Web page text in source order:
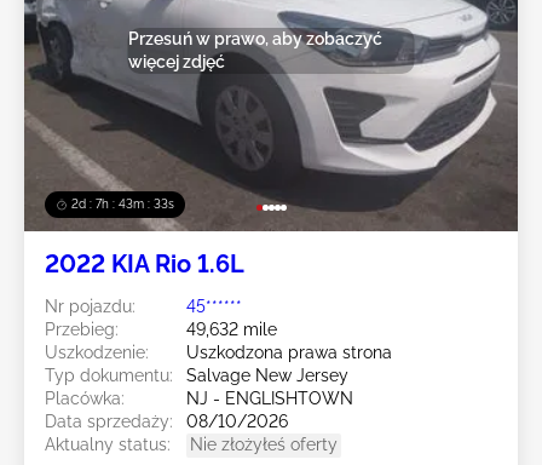
2d : 7h : 43m : 30s
Przesuń w prawo, aby zobaczyć
więcej zdjęć
2022 KIA Rio 1.6L
Nr pojazdu:
45******
Przebieg:
49,632 mile
Uszkodzenie:
Uszkodzona prawa strona
Typ dokumentu:
Salvage New Jersey
Placówka:
NJ - ENGLISHTOWN
Data sprzedaży:
08/10/2026
Aktualny status:
Nie złożyłeś oferty